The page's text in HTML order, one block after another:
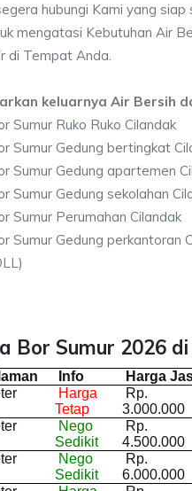
hubungi Kami yang siap
mengatasi Kebutuhan Air
di Tempat Anda.
keluarnya Air Bersih
Sumur Ruko Ruko Cilandak
Sumur Gedung bertingkat
Sumur Gedung apartemen
Sumur Gedung sekolahan
Sumur Perumahan Cilandak
Sumur Gedung perkantoran
Bor Sumur 2026
Info
Harga
Harga
Tetap
Rp.
3.000.000
Nego
Sedikit
Rp.
4.500.000
Nego
Sedikit
Rp.
6.000.000